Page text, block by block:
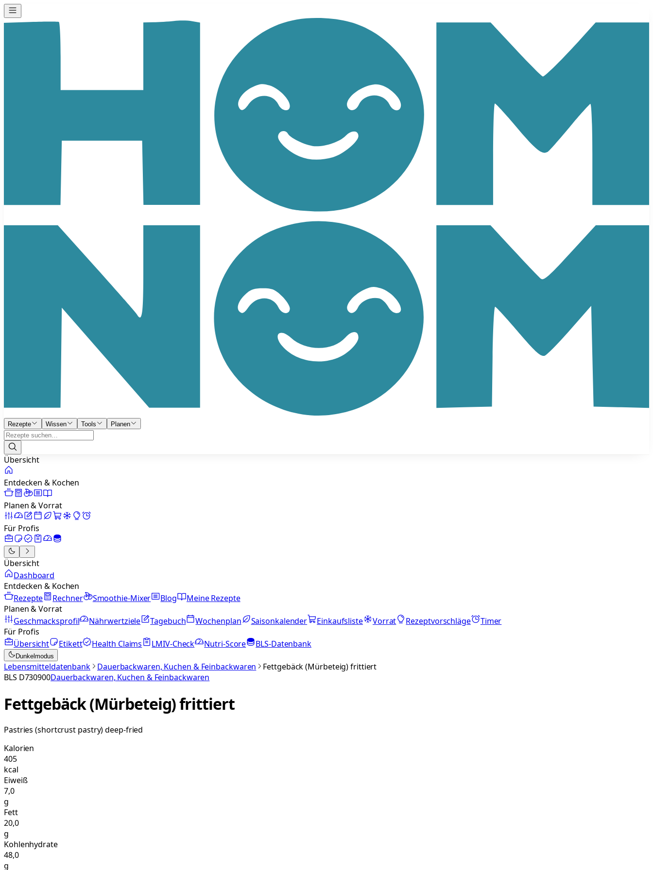
Rezepte Wissen Tools Planen
Übersicht
Entdecken & Kochen
Planen & Vorrat
Für Profis
Übersicht
Dashboard
Entdecken & Kochen
Rezepte
Rechner Smoothie-Mixer Blog
Meine Rezepte
Planen & Vorrat
Geschmacksprofil
Nährwertziele Tagebuch Wochenplan Saisonkalender Einkaufsliste Vorrat Rezeptvorschläge
Timer
Für Profis
Übersicht
Etikett Health Claims LMIV-Check Nutri-Score BLS-Datenbank
Dunkelmodus
Lebensmitteldatenbank Dauerbackwaren, Kuchen & Feinbackwaren
Fettgebäck (Mürbeteig) frittiert
BLS D730900Dauerbackwaren, Kuchen & Feinbackwaren
Fettgebäck (Mürbeteig) frittiert
Pastries (shortcrust pastry) deep-fried
Kalorien
405
kcal
Eiweiß
7,0
g
Fett
20,0
g
Kohlenhydrate
48,0
g